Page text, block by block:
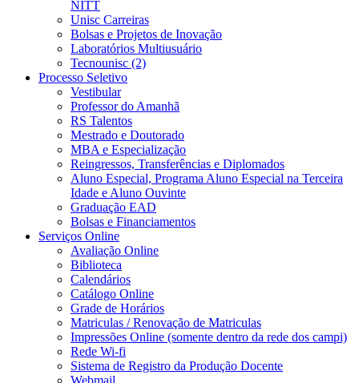
NITT
Unisc Carreiras
Bolsas e Projetos de Inovação
Laboratórios Multiusuário
Tecnounisc (2)
Processo Seletivo
Vestibular
Professor do Amanhã
RS Talentos
Mestrado e Doutorado
MBA e Especialização
Reingressos, Transferências e Diplomados
Aluno Especial, Programa Aluno Especial na Terceira
Idade e Aluno Ouvinte
Graduação EAD
Bolsas e Financiamentos
Serviços Online
Avaliação Online
Biblioteca
Calendários
Catálogo Online
Grade de Horários
Matriculas / Renovação de Matriculas
Impressões Online (somente dentro da rede dos campi)
Rede Wi-fi
Sistema de Registro da Produção Docente
Webmail